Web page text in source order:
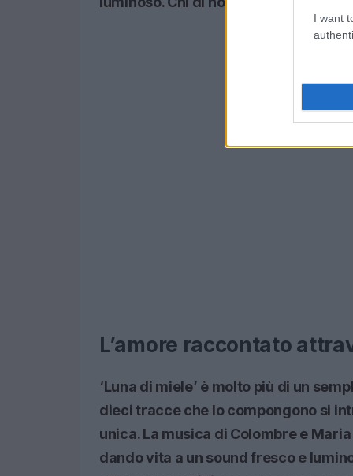
I want
L’amore raccontato
‘Luna di miele’ è molto più di un
dieci tracce che lo compongono si
unica. La musica di Colombre e
dando vita a un sound fresco e